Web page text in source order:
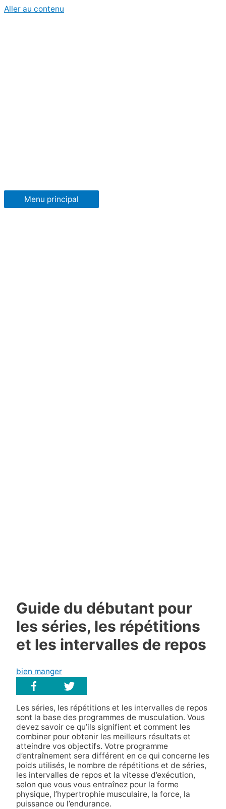
Aller au contenu
Menu principal
Guide du débutant pour
les séries, les répétitions
et les intervalles de repos
bien manger
Les séries, les répétitions et les intervalles de repos
sont la base des programmes de musculation. Vous
devez savoir ce qu’ils signifient et comment les
combiner pour obtenir les meilleurs résultats et
atteindre vos objectifs. Votre programme
d’entraînement sera différent en ce qui concerne les
poids utilisés, le nombre de répétitions et de séries,
les intervalles de repos et la vitesse d’exécution,
selon que vous vous entraînez pour la forme
physique, l’hypertrophie musculaire, la force, la
puissance ou l’endurance.